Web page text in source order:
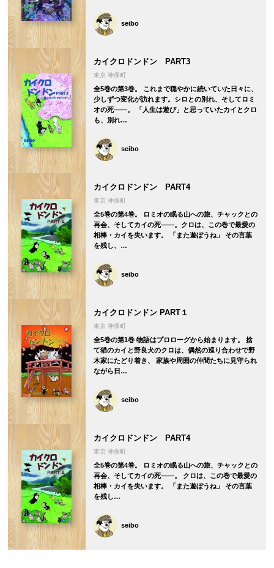
seibo
カイクロドンドン PART3
東京 神保町
全5巻の第3巻。 これまで穏やかに続いていた日々に、
少しずつ変化が訪れます。シロとの別れ、そしてロミ
オの死――。 「人生は遊び」と思っていたカイとクロ
も、別れ…
seibo
カイクロドンドン PART4
東京 神保町
全5巻の第4巻。 ロミオの眠る山への旅、チャックとの
再会、そしてカイの死――。クロは、この巻で最愛の
相棒・カイを失います。 「また遊ぼうね」 その言葉
を残し、…
seibo
カイクロドンドン PART１
東京 神保町
全5巻の第1巻 物語はプロローグから始まります。 捨
て猫のカイと野良犬のクロは、偶然の巡り合わせで野
木家にたどり着き、 家族や周囲の仲間たちに見守られ
ながら日…
seibo
カイクロドンドン PART4
東京 神保町
全5巻の第4巻。 ロミオの眠る山への旅、チャックとの
再会、そしてカイの死――。 クロは、この巻で最愛の
相棒・カイを失います。 「また遊ぼうね」 その言葉
を残し…
seibo